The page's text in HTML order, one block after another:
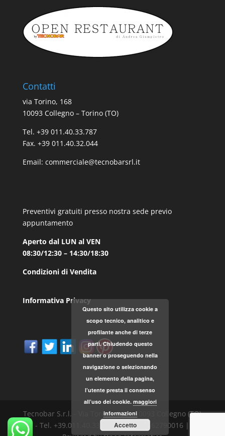
Contatti
via Torino, 168
10093 Collegno – Torino (TO)
Tel. +39 011.40.33.787
Fax. +39 011.40.32.044
Email: commerciale@tecnobarsrl.it
Preventivi gratuiti presso nostra sede previo
appuntamento
Aperto dal LUN al VEN
08:30/12:30 – 14:30/18:30
Condizioni di Vendita
Informativa Privacy
Tecnobar S.r.l. - Via Torino, 168 - 10093 Collegno (TO)
- Tel. +39.011.40.33.787 - P.IVA 04562790016 |
Questo sito utilizza cookie a
scopo tecnico, analitico e
profilante anche di terze
parti. Chiudendo questo
banner o proseguendo nella
navigazione o selezionando
un elemento della pagina,
l’utente presta il consenso
all’uso dei cookie. maggiori
informazioni
Accetto